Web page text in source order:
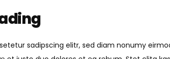
sadipscing elitr, sed diam nonumy